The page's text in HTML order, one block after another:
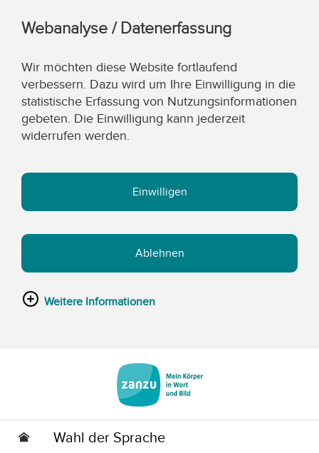
Webanalyse / Datenerfassung
Wir möchten diese Website fortlaufend
verbessern. Dazu wird um Ihre Einwilligung in die
statistische Erfassung von Nutzungsinformationen
gebeten. Die Einwilligung kann jederzeit
widerrufen werden.
Einwilligen
Ablehnen
Weitere Informationen
Wahl der Sprache